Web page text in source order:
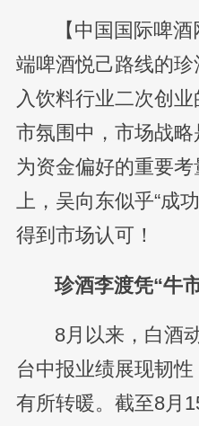
【中国国际啤
端啤酒悦己路线的
入饮料行业二次创
市氛围中，市场战略
为资金偏好的重要
上，吴向东似乎“成
得到市场认可！
珍酒李渡凭“牛
8月以来，白酒
台中报业绩展现韧
有所转暖。截至8月